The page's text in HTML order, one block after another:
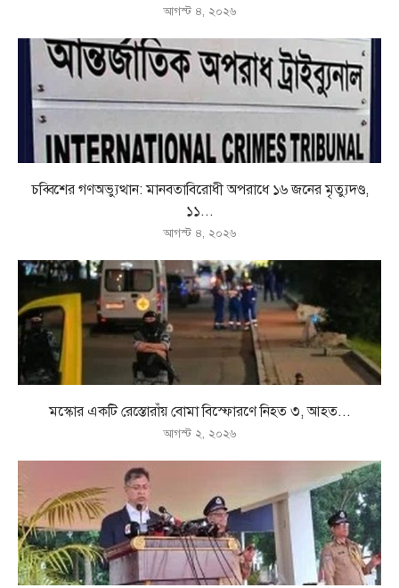
আগস্ট ৪, ২০২৬
চব্বিশের গণঅভ্যুত্থান: মানবতাবিরোধী অপরাধে ১৬ জনের মৃত্যুদণ্ড,
১১...
আগস্ট ৪, ২০২৬
মস্কোর একটি রেস্তোরাঁয় বোমা বিস্ফোরণে নিহত ৩, আহত...
আগস্ট ২, ২০২৬